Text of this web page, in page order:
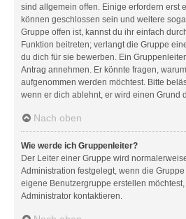
sind allgemein offen. Einige erfordern erst
können geschlossen sein und weitere
Gruppe offen ist, kannst du ihr einfach
Funktion beitreten; verlangt die Gruppe
du dich für sie bewerben. Ein
Antrag annehmen. Er könnte fragen,
aufgenommen werden möchtest. Bitte
wenn er dich ablehnt, er wird einen Grund
Nach oben
Wie werde ich Gruppenleiter?
Der Leiter einer Gruppe wird
Administration festgelegt, wenn die
eigene Benutzergruppe erstellen
Administrator kontaktieren.